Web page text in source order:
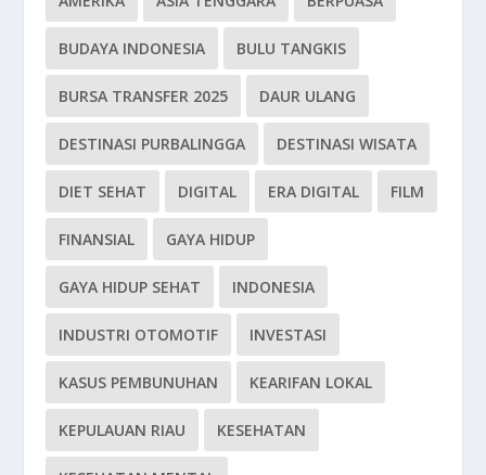
BUDAYA INDONESIA BULU TANGKIS
BURSA TRANSFER 2025 DAUR ULANG
DESTINASI PURBALINGGA DESTINASI WISATA
DIET SEHAT DIGITAL ERA DIGITAL FILM
FINANSIAL GAYA HIDUP
GAYA HIDUP SEHAT INDONESIA
INDUSTRI OTOMOTIF INVESTASI
KASUS PEMBUNUHAN KEARIFAN LOKAL
KEPULAUAN RIAU KESEHATAN